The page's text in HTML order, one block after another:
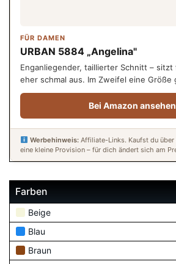
FÜR DAMEN
URBAN 5884 „Angelina"
Enganliegender, taillierter Schnitt –
eher schmal aus. Im Zweifel eine Größe
Bei Amazon
Werbehinweis:Affiliate-Links. Kaufst du über
eine kleine Provision – für dich ändert sich am
Farben
Beige
Blau
Braun